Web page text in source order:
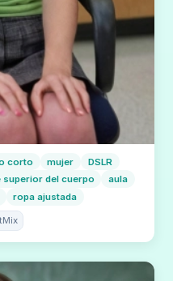
corto mujer
DSLR
superior del cuerpo
aula
ropa ajustada